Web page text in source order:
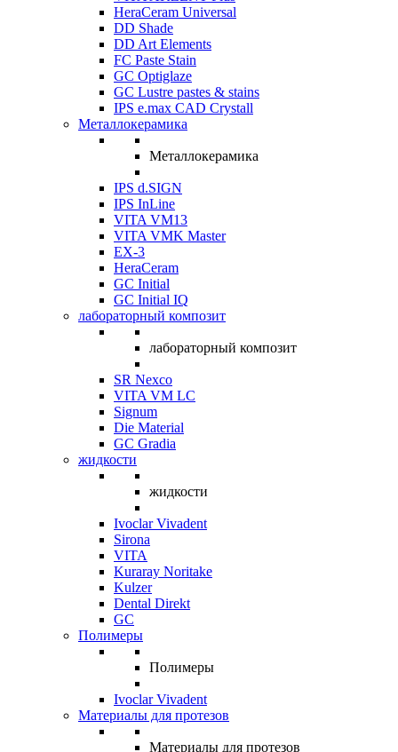
HeraCeram Universal
DD Shade
DD Art Elements
FC Paste Stain
GC Optiglaze
GC Lustre pastes & stains
IPS e.max CAD Crystall
Металлокерамика
Металлокерамика
IPS d.SIGN
IPS InLine
VITA VM13
VITA VMK Master
EX-3
HeraCeram
GC Initial
GC Initial IQ
лабораторный композит
лабораторный композит
SR Nexco
VITA VM LC
Signum
Die Material
GC Gradia
жидкости
жидкости
Ivoclar Vivadent
Sirona
VITA
Kuraray Noritake
Kulzer
Dental Direkt
GC
Полимеры
Полимеры
Ivoclar Vivadent
Материалы для протезов
Материалы для протезов